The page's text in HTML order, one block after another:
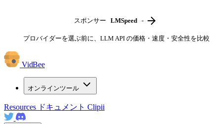
スポンサー LMSpeed -
プロバイダーを選ぶ前に、LLM API の価格・速度・安全性を比較
VidBee
オンラインツール
Resources ドキュメント Clipii